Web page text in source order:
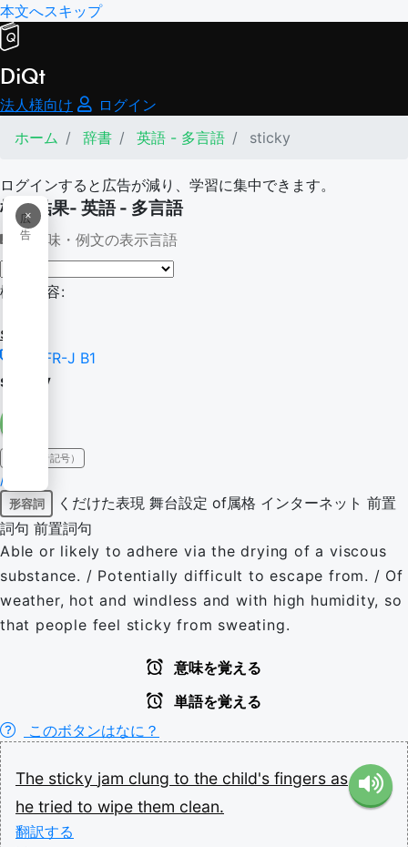
本文へスキップ
DiQt
法人様向け
ログイン
ホーム
辞書 英語 - 多言語 sticky
ログインすると広告が減り、学習に集中できます。
×
広
告
検索結果- 英語 - 多言語
意味・例文の表示言語
検索内容:
sticky
CEFR-J B1
sticky
IPA（発音記号）
/ˈstɪki/
形容詞 くだけた表現 舞台設定 of属格 インターネット 前置
詞句 前置詞句
Able or likely to adhere via the drying of a viscous
substance. / Potentially difficult to escape from. / Of
weather, hot and windless and with high humidity, so
that people feel sticky from sweating.
意味を覚える
単語を覚える
このボタンはなに？
The sticky jam clung to the child's fingers as
he tried to wipe them clean.
翻訳する